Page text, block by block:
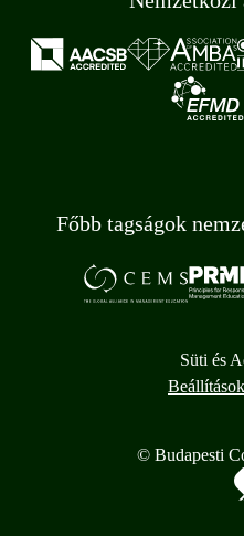
Főbb tagságok
Süti és
Beállítások
© Budapesti